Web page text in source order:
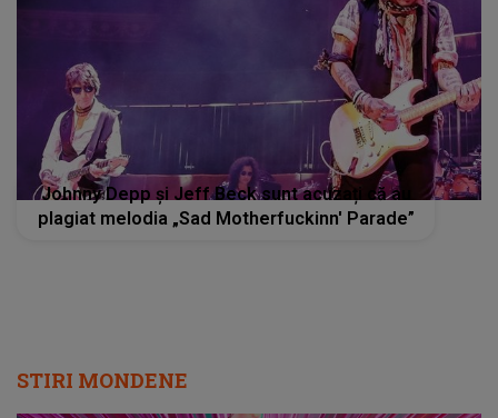
Johnny Depp şi Jeff Beck sunt acuzați că au
plagiat melodia „Sad Motherfuckinn' Parade”
STIRI MONDENE